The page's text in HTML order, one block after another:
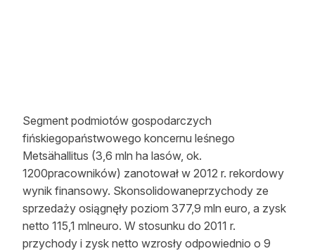
Reklama
Zostań autorem
Archiwum
Kontakt
Segment podmiotów gospodarczych
fińskiegopaństwowego koncernu leśnego
Metsähallitus (3,6 mln ha lasów, ok.
1200pracowników) zanotował w 2012 r. rekordowy
wynik finansowy. Skonsolidowaneprzychody ze
sprzedaży osiągnęły poziom 377,9 mln euro, a zysk
netto 115,1 mlneuro. W stosunku do 2011 r.
przychody i zysk netto wzrosły odpowiednio o 9